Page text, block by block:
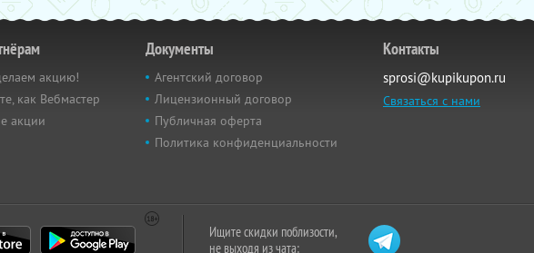
акцию!
как Вебмастер
акции
Документы
Агентский договор
Лицензионный договор
Публичная оферта
Политика конфиденциальности
Контакты
sprosi@kupikupon.ru
Связаться с нами
Ищите скидки поблизости,
не выходя из чата: